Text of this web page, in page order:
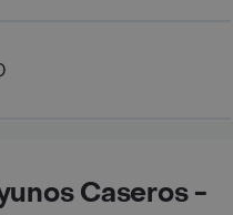
Caseros -